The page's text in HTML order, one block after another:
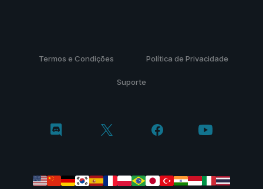
Termos e Condições Política de Privacidade
Suporte